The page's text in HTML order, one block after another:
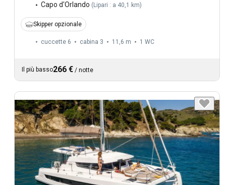
Capo d'Orlando ( Lipari : a 40,1 km)
Skipper opzionale
cuccette 6 cabina 3 11,6 m 1 WC
Il più basso266 € / notte